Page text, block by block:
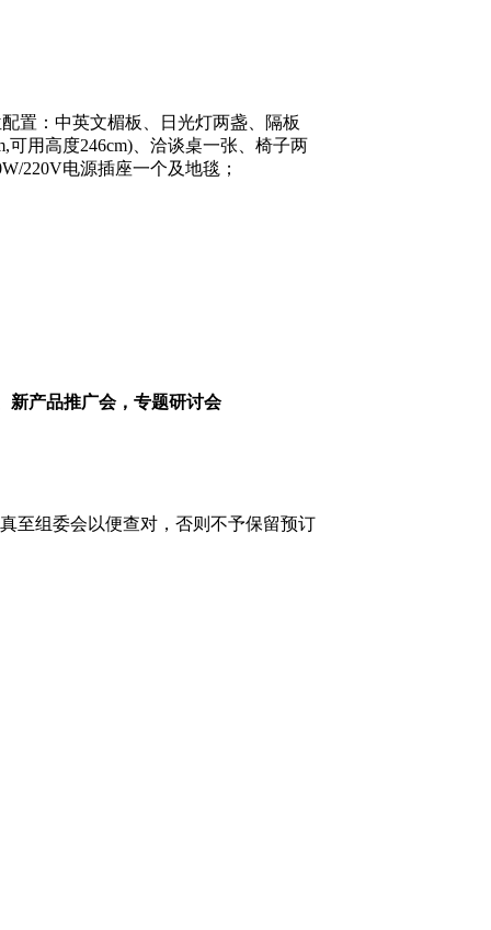
置：中英文楣板、日光灯两盏、隔板
可用高度246cm)、洽谈桌一张、椅子两
220V电源插座一个及地毯；
新产品推广会，专题研讨会
至组委会以便查对，否则不予保留预订